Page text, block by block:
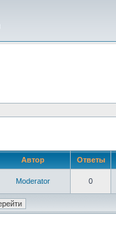
Автор Ответы
Moderator 0